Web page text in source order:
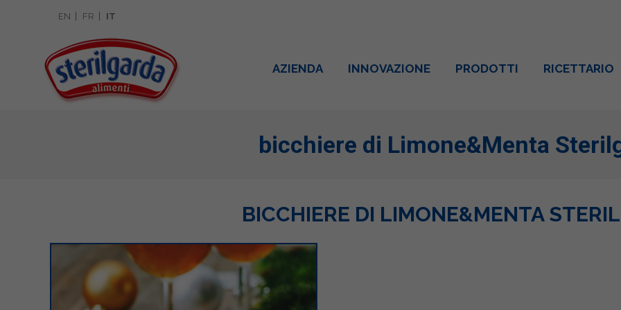
EN FR IT
AZIENDA INNOVAZIONE PRODOTTI RICETTARIO
bicchiere di Limone&Menta
BICCHIERE DI LIMONE&MENTA